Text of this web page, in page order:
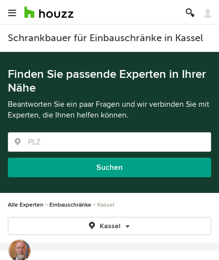
Schrankbauer für Einbauschränke in Kassel
Finden Sie passende Experten in Ihrer
Nähe
Beantworten Sie ein paar Fragen und wir verbinden Sie mit
Experten, die Ihnen helfen können.
Suchen
Alle Experten Einbauschränke Kassel
Kassel